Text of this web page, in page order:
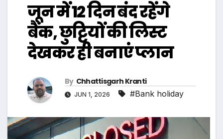
जून में 12 दिन बंद रहेंगे
बैंक, छुट्टियों की लिस्ट
देखकर ही बनाएं प्लान
By Chhattisgarh Kranti
JUN 1, 2026 #Bank holiday